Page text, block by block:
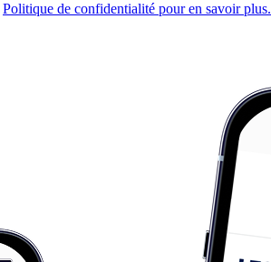
Politique de confidentialité pour en savoir plus.